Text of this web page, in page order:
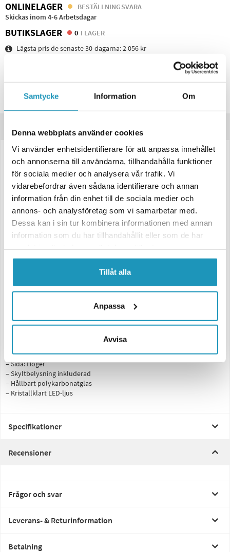
Samtycke Information Om
Denna webbplats använder cookies
Vi använder enhetsidentifierare för att anpassa innehållet
och annonserna till användarna, tillhandahålla funktioner
för sociala medier och analysera vår trafik. Vi
vidarebefordrar även sådana identifierare och annan
information från din enhet till de sociala medier och
annons- och analysföretag som vi samarbetar med.
Dessa kan i sin tur kombinera informationen med annan
information som du har tillhandahållit eller som de har
Tillåt alla
Anpassa
Avvisa
ONLINELAGER
BESTÄLLNINGSVARA
Skickas inom 4-6 Arbetsdagar
BUTIKSLAGER 0 I LAGER
Lägsta pris de senaste 30-dagarna:2 056 kr
Spara produkt
Frågor om produkten?
Produktinformation
LED Baklampa SCANDI-610 Valeryd Höger 302×130×51 mm 12–36V
med Triangelreflex och Skyltbelysning
LED Baklampa SCANDI-610till lastbilstrailer är en kraftfull
multifunktionslampasom kombinerar stil och säkerhet med
polykarbonatglas
som ger klar och jämn ljusspridning
oavsett
väderförhållanden.
Dennahögra baklyktaär utrustad medreflekterande triangeloch
Funktioner (6-funktionell):
– Blinkers (indikatorljus)
– Reflekterande triangel
– Mått: 302×130×51 mm
– Sida: Höger
– Skyltbelysning inkluderad
– Hållbart polykarbonatglas
– Kristallklart LED-ljus
Specifikationer
Recensioner
Frågor och svar
Leverans- & Returinformation
Betalning